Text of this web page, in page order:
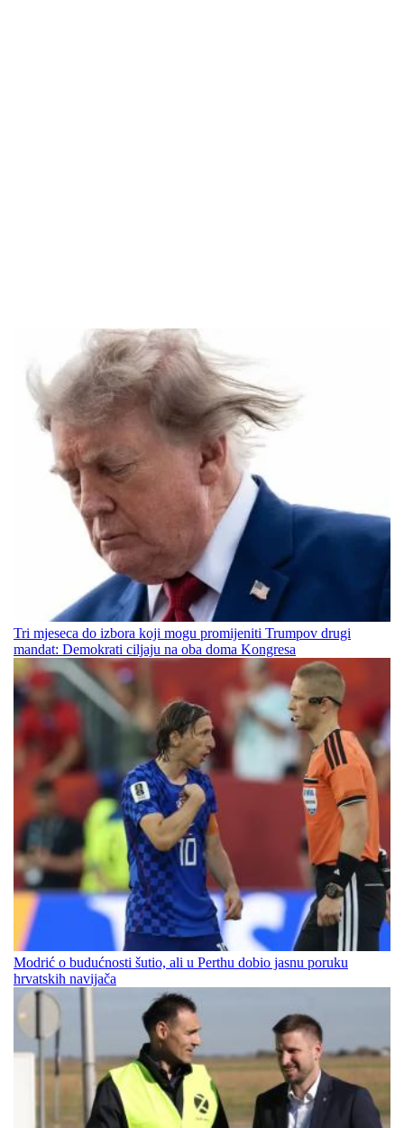
Tri mjeseca do izbora koji mogu promijeniti Trumpov drugi
mandat: Demokrati ciljaju na oba doma Kongresa
Modrić o budućnosti šutio, ali u Perthu dobio jasnu poruku
hrvatskih navijača